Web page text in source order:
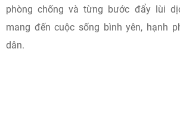
phòng chống và từng bước đẩy lùi
mang đến cuộc sống bình yên, hạnh
dân.